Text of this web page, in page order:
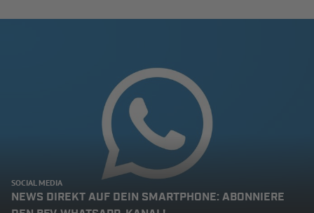
SOCIAL MEDIA
NEWS DIREKT AUF DEIN SMARTPHONE: ABONNIERE